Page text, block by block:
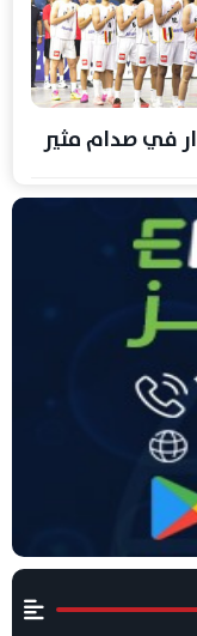
في صدام مثير